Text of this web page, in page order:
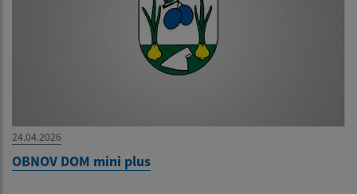
24.04.2026
OBNOV DOM mini plus